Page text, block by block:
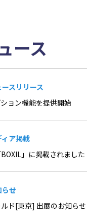
ース
スリリース
ョン機能を提供開始
ィア掲載
」に掲載されました
らせ
ド[東京] 出展のお知らせ